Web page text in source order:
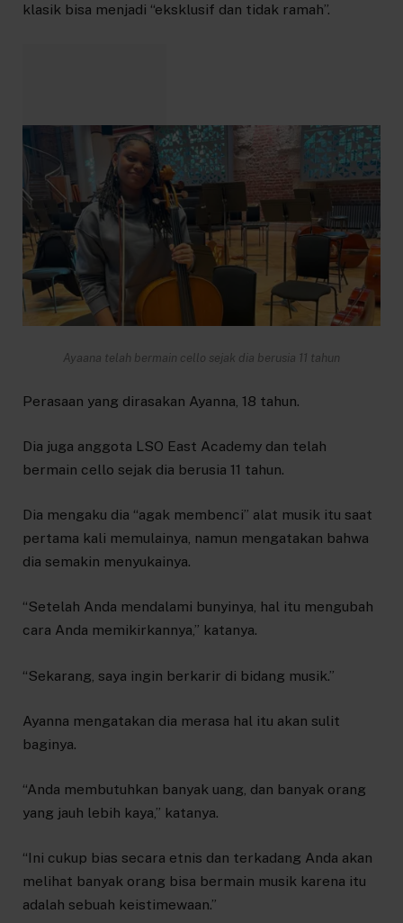
klasik bisa menjadi “eksklusif dan tidak ramah”.
Ayaana telah bermain cello sejak dia berusia 11 tahun
Perasaan yang dirasakan Ayanna, 18 tahun.
Dia juga anggota LSO East Academy dan telah
bermain cello sejak dia berusia 11 tahun.
Dia mengaku dia “agak membenci” alat musik itu saat
pertama kali memulainya, namun mengatakan bahwa
dia semakin menyukainya.
“Setelah Anda mendalami bunyinya, hal itu mengubah
cara Anda memikirkannya,” katanya.
“Sekarang, saya ingin berkarir di bidang musik.”
Ayanna mengatakan dia merasa hal itu akan sulit
baginya.
“Anda membutuhkan banyak uang, dan banyak orang
yang jauh lebih kaya,” katanya.
“Ini cukup bias secara etnis dan terkadang Anda akan
melihat banyak orang bisa bermain musik karena itu
adalah sebuah keistimewaan.”